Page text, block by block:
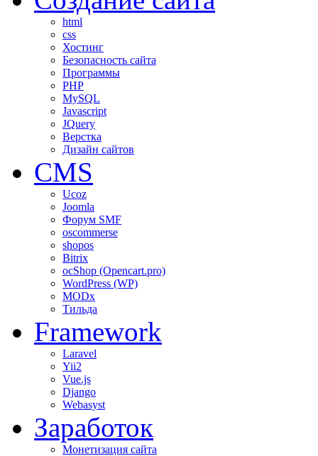
html
css
Хостинг
Безопасность сайта
Программы
PHP
MySQL
Javascript
JQuery
Верстка
Дизайн сайтов
CMS
Ucoz
Joomla
Форум SMF
oscommerse
shopos
Bitrix
ocShop (Opencart.pro)
WordPress (WP)
MODx
Тильда
Framework
Laravel
Yii2
Vue.js
Django
Webasyst
Заработок
Монетизация сайта